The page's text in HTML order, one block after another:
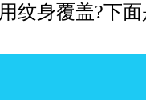
纹身覆盖?下面